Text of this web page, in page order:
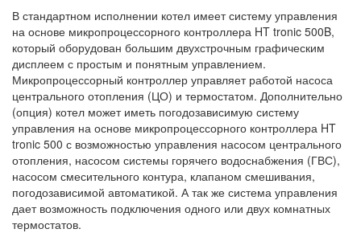
В стандартном исполнении котел имеет систему управления
на основе микропроцессорного контроллера HT tronic 500B,
который оборудован большим двухстрочным графическим
дисплеем с простым и понятным управлением.
Микропроцессорный контроллер управляет работой насоса
центрального отопления (ЦО) и термостатом. Дополнительно
(опция) котел может иметь погодозависимую систему
управления на основе микропроцессорного контроллера HT
tronic 500 с возможностью управления насосом центрального
отопления, насосом системы горячего водоснабжения (ГВС),
насосом смесительного контура, клапаном смешивания,
погодозависимой автоматикой. А так же система управления
дает возможность подключения одного или двух комнатных
термостатов.